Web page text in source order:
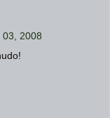
03, 2008